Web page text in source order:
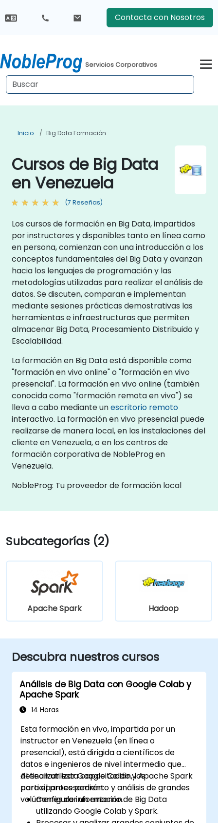
Contacta con Nosotros
Servicios Corporativos
Inicio Big Data Formación
Cursos de Big Data
en Venezuela
(7 Reseñas)
Los cursos de formación en Big Data, impartidos
por instructores y disponibles tanto en línea como
en persona, comienzan con una introducción a los
conceptos fundamentales del Big Data y avanzan
hacia los lenguajes de programación y las
metodologías utilizadas para realizar el análisis de
datos. Se discuten, comparan e implementan
mediante sesiones prácticas demostrativas las
herramientas e infraestructuras que permiten
almacenar Big Data, Procesamiento Distribuido y
Escalabilidad.
La formación en Big Data está disponible como
"formación en vivo online" o "formación en vivo
presencial". La formación en vivo online (también
conocida como "formación remota en vivo") se
lleva a cabo mediante unescritorio remoto
interactivo. La formación en vivo presencial puede
realizarse de manera local, en las instalaciones del
cliente en Venezuela, o en los centros de
formación corporativa de NobleProg en
Venezuela.
NobleProg: Tu proveedor de formación local
Subcategorías (2)
Apache Spark Hadoop
Descubra nuestros cursos
Análisis de Big Data con Google Colab y
Apache Spark
14 Horas
Esta formación en vivo, impartida por un
instructor en Venezuela (en línea o
presencial), está dirigida a científicos de
datos e ingenieros de nivel intermedio que
desean utilizar Google Colab y Apache Spark
para el procesamiento y análisis de grandes
volúmenes de información.
Al finalizar esta capacitación, los
participantes podrán:
Configurar un entorno de Big Data
utilizando Google Colab y Spark.